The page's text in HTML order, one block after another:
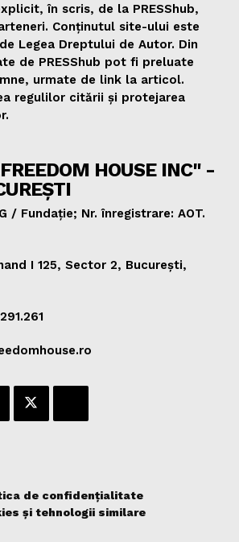
în scris, de la PRESShub,
Conținutul site-ului este
Legea Dreptului de Autor. Din
de PRESShub pot fi preluate
urmate de link la articol.
regulilor citării și protejarea
HOUSE INC" -
/ Fundație; Nr. înregistrare: AOT.
I 125, Sector 2, București,
de confidențialitate
și tehnologii similare